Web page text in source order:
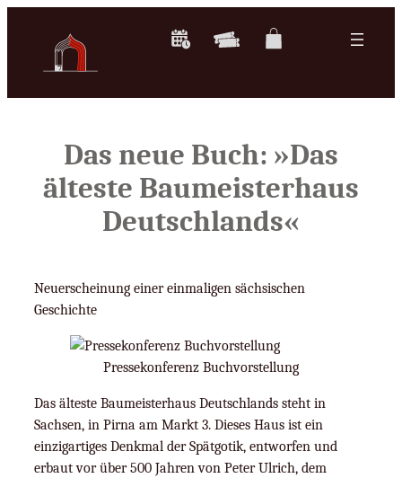
Das neue Buch: »Das
älteste Baumeisterhaus
Deutschlands«
Neuerscheinung einer einmaligen sächsischen
Geschichte
Pressekonferenz Buchvorstellung
Das älteste Baumeisterhaus Deutschlands steht in
Sachsen, in Pirna am Markt 3. Dieses Haus ist ein
einzigartiges Denkmal der Spätgotik, entworfen und
erbaut vor über 500 Jahren von Peter Ulrich, dem